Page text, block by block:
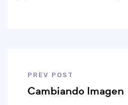
PREV POST
Cambiando Imagen